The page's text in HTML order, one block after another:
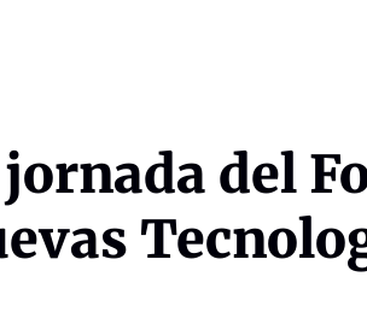
del